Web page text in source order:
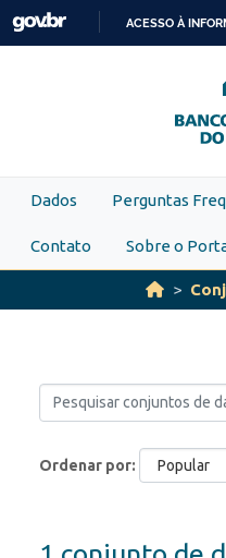
Skip to main content
ACESSO À
Dados Perguntas
Contato Sobre o
Ordenar por